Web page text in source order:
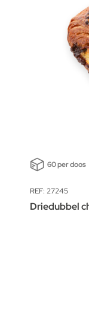
60 per doos
REF: 27245
Driedubbel